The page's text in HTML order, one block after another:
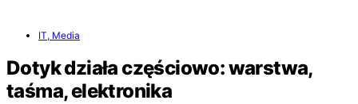
IT, Media
Dotyk działa częściowo: warstwa,
taśma, elektronika